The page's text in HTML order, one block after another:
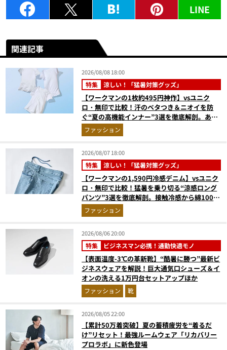
LINE
関連記事
2026/08/08 18:00
特集 涼しい！「猛暑対策グッズ」
【ワークマンの1枚約495円神作】vsユニク
ロ・無印で比較！汗のベタつき＆ニオイを防
ぐ“夏の高機能インナー”3選を徹底解剖。あな
たに最適な1着は？
ファッション
2026/08/07 18:00
特集 涼しい！「猛暑対策グッズ」
【ワークマンの1,590円冷感デニム】vsユニク
ロ・無印で比較！猛暑を乗り切る“涼感ロング
パンツ”3選を徹底解剖。接触冷感から綿100%
まで決定版
ファッション
2026/08/06 20:00
特集 ビジネスマン必携！通勤快適モノ
【表面温度-3℃の革新靴】“酷暑に勝つ”最新ビ
ジネスウェアを解説！巨大通気口シューズ＆イ
オンの洗える1万円台セットアップほか
ファッション 靴
2026/08/05 22:00
【累計50万着突破】夏の蓄積疲労を“着るだ
け”リセット！最強ルームウェア「リカバリー
プロラボ」に新色登場